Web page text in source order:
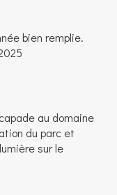
bien remplie.
au domaine
du parc et
sur le